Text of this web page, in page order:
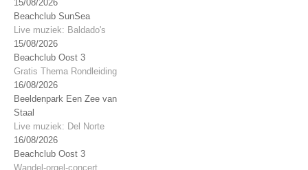
15/08/2026
Beachclub SunSea
Live muziek: Baldado's
15/08/2026
Beachclub Oost 3
Gratis Thema Rondleiding
16/08/2026
Beeldenpark Een Zee van
Staal
Live muziek: Del Norte
16/08/2026
Beachclub Oost 3
Wandel-orgel-concert